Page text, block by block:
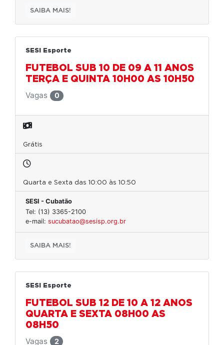
SAIBA MAIS!
SESI Esporte
FUTEBOL SUB 10 DE 09 A 11 ANOS
TERÇA E QUINTA 10H00 AS 10H50
Vagas
0
Grátis
Quarta e Sexta das 10:00 às 10:50
SESI - Cubatão
Tel: (13) 3365-2100
e-mail: sucubatao@sesisp.org.br
SAIBA MAIS!
SESI Esporte
FUTEBOL SUB 12 DE 10 A 12 ANOS
QUARTA E SEXTA 08H00 AS
08H50
Vagas
2